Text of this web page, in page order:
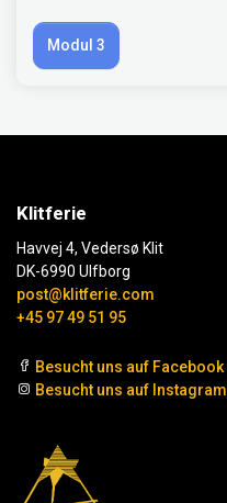
Modul 3
Klitferie
Havvej 4, Vedersø Klit
DK-6990 Ulfborg
post@klitferie.com
+45 97 49 51 95
Besucht uns auf Facebook
Besucht uns auf Instagram